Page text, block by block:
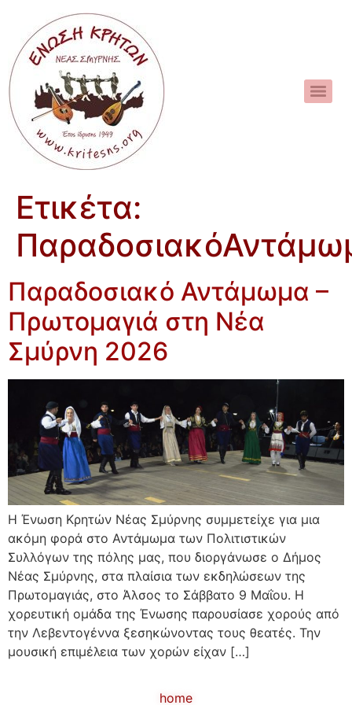
Ετικέτα:
Παραδοσιακό Αντάμωμα –
Πρωτομαγιά στη Νέα
Σμύρνη 2026
Η Ένωση Κρητών Νέας Σμύρνης συμμετείχε για μια
ακόμη φορά στο Αντάμωμα των Πολιτιστικών
Συλλόγων της πόλης μας, που διοργάνωσε ο Δήμος
Νέας Σμύρνης, στα πλαίσια των εκδηλώσεων της
Πρωτομαγιάς, στο Άλσος το Σάββατο 9 Μαΐου. Η
χορευτική ομάδα της Ένωσης παρουσίασε χορούς από
την Λεβεντογέννα ξεσηκώνοντας τους θεατές. Την
μουσική επιμέλεια των χορών είχαν […]
home